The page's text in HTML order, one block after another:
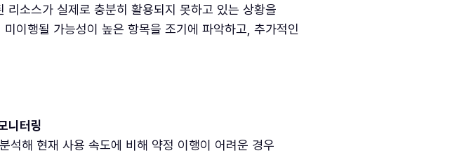
리소스가 실제로 충분히 활용되지 못하고 있는 상황을
이행될 가능성이 높은 항목을 조기에 파악하고, 추가적인
터링
석해 현재 사용 속도에 비해 약정 이행이 어려운 경우